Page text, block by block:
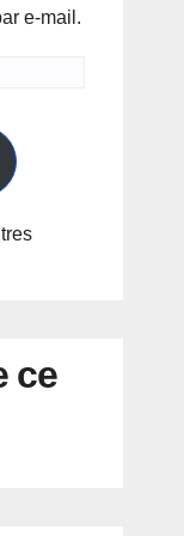
e-mail.
ce